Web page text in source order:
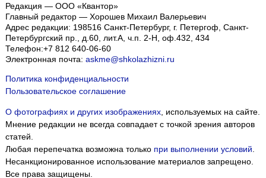
Редакция — ООО «Квантор»
Главный редактор — Хорошев Михаил Валерьевич
Адрес редакции: 198516 Санкт-Петербург, г. Петергоф Санкт-
Петербургский пр., д.60, лит.А, ч.п. 2-Н, оф.432, 434
Телефон:+7 812 640-06-60
Электронная почта: askme@shkolazhizni.ru
Политика конфиденциальности
Пользовательское соглашение
О фотографиях и других изображениях, используемых на сайте.
Мнение редакции не всегда совпадает с точкой зрения авторов
статей.
Любая перепечатка возможна только при выполнении условий
Несанкционированное использование материалов запрещено.
Все права защищены.